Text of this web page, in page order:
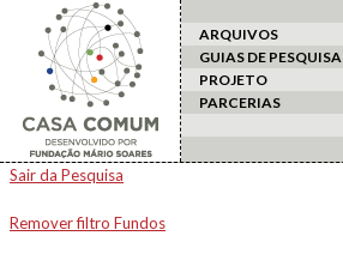
ARQUIVOS
GUIAS DE PESQUISA
PROJETO
PARCERIAS
Sair da Pesquisa
Remover filtro Fundos